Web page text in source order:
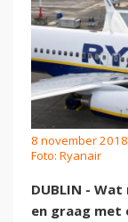
8 november
Foto: Ryanair
DUBLIN -
en graag